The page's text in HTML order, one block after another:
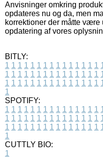
Anvisninger omkring
opdateres nu og da, men
korrektioner der måtte være
opdatering af vores
BITLY:
1 1 1 1 1 1 1 1 1 1 1 1 1 1 1
1 1 1 1 1 1 1 1 1 1 1 1 1 1 1
1 1 1 1 1 1 1 1 1 1 1 1 1 1 1
1
SPOTIFY:
1 1 1 1 1 1 1 1 1 1 1 1 1 1 1
1 1 1 1 1 1 1 1 1 1 1 1 1 1 1
1 1 1 1 1 1 1 1 1 1 1 1 1 1 1
1
CUTTLY BIO:
1